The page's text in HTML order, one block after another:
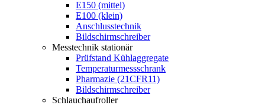
E150 (mittel)
E100 (klein)
Anschlusstechnik
Bildschirmschreiber
Messtechnik stationär
Prüfstand Kühlaggregate
Temperaturmessschrank
Pharmazie (21CFR11)
Bildschirmschreiber
Schlauchaufroller